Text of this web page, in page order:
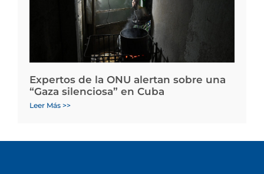
Expertos de la ONU alertan sobre una
“Gaza silenciosa” en Cuba
Leer Más >>